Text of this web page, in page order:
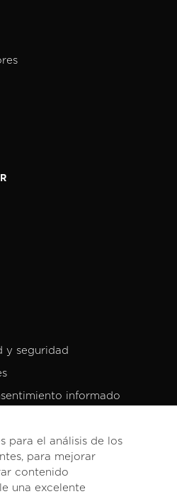
y seguridad
informado
para el análisis de los
para mejorar
contenido
una excelente